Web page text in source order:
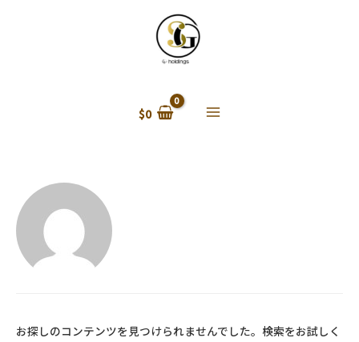
$0
お探しのコンテンツを見つけられませんでした。検索をお試しく